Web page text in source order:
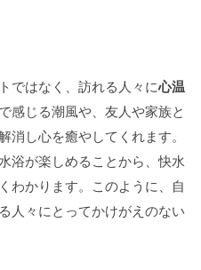
ではなく、訪れる人々に心温
感じる潮風や、友人や家族と
し心を癒やしてくれます。
浴が楽しめることから、快水
わかります。このように、自
人々にとってかけがえのない